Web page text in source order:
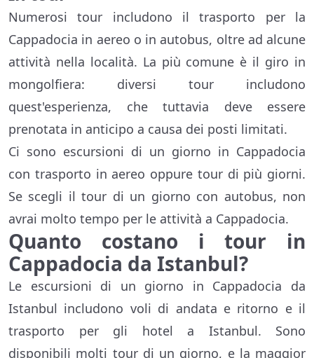
Numerosi tour includono il trasporto per la
Cappadocia in aereo o in autobus, oltre ad alcune
attività nella località. La più comune è il giro in
mongolfiera: diversi tour includono
quest'esperienza, che tuttavia deve essere
prenotata in anticipo a causa dei posti limitati.
Ci sono escursioni di un giorno in Cappadocia
con trasporto in aereo oppure tour di più giorni.
Se scegli il tour di un giorno con autobus, non
avrai molto tempo per le attività a Cappadocia.
Quanto costano i tour in
Cappadocia da Istanbul?
Le escursioni di un giorno in Cappadocia da
Istanbul includono voli di andata e ritorno e il
trasporto per gli hotel a Istanbul. Sono
disponibili molti tour di un giorno, e la maggior